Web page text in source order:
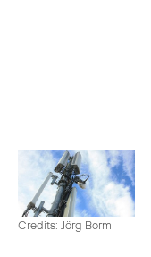
Credits: Jörg Borm